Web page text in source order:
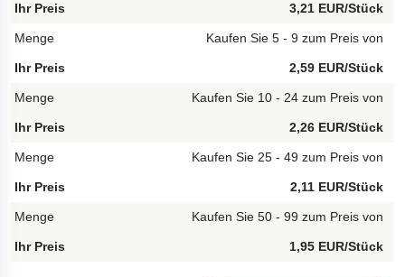
3,21 EUR/Stück
Kaufen Sie 5 - 9 zum Preis von
2,59 EUR/Stück
Kaufen Sie 10 - 24 zum Preis von
2,26 EUR/Stück
Kaufen Sie 25 - 49 zum Preis von
2,11 EUR/Stück
Kaufen Sie 50 - 99 zum Preis von
1,95 EUR/Stück